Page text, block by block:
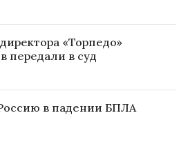
«Торпедо»
передали в суд
в падении БПЛА